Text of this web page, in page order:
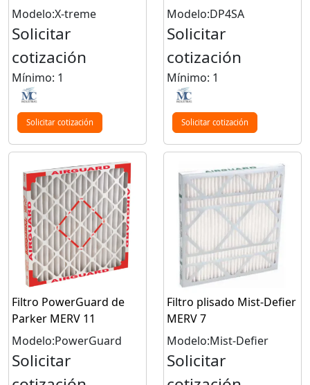
Modelo:X-treme
Solicitar
cotización
Mínimo: 1
Solicitar cotización
Modelo:DP4SA
Solicitar
cotización
Mínimo: 1
Solicitar cotización
Filtro PowerGuard de
Parker MERV 11
Modelo:PowerGuard
Solicitar
Filtro plisado Mist-Defier
MERV 7
Modelo:Mist-Defier
Solicitar